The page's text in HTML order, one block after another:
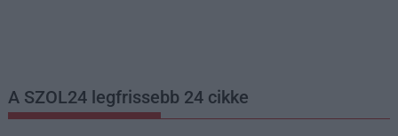
A SZOL24 legfrissebb 24 cikke